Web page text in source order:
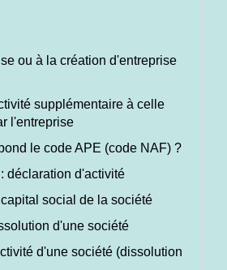
ou à la création d'entreprise
supplémentaire à celle
l'entreprise
le code APE (code NAF) ?
déclaration d'activité
social de la société
d'une société
d'une société (dissolution